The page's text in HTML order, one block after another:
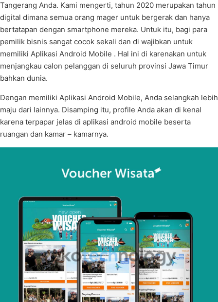
Tangerang Anda. Kami mengerti, tahun 2020 merupakan tahun
digital dimana semua orang mager untuk bergerak dan hanya
bertatapan dengan smartphone mereka. Untuk itu, bagi para
pemilik bisnis sangat cocok sekali dan di wajibkan untuk
memiliki Aplikasi Android Mobile . Hal ini di karenakan untuk
menjangkau calon pelanggan di seluruh provinsi Jawa Timur
bahkan dunia.
Dengan memiliki Aplikasi Android Mobile, Anda selangkah lebih
maju dari lainnya. Disamping itu, profile Anda akan di kenal
karena terpapar jelas di aplikasi android mobile beserta
ruangan dan kamar – kamarnya.